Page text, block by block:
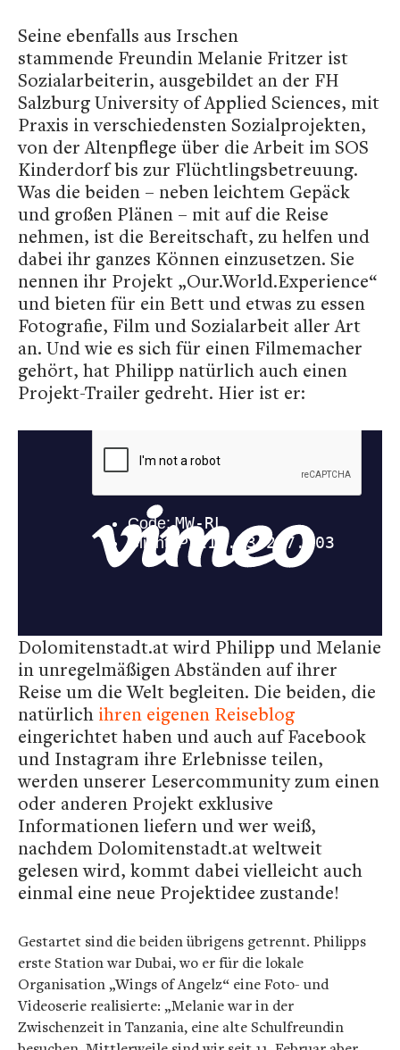
Seine ebenfalls aus Irschen
stammende Freundin Melanie Fritzer ist
Sozialarbeiterin, ausgebildet an der FH
Salzburg University of Applied Sciences, mit
Praxis in verschiedensten Sozialprojekten,
von der Altenpflege über die Arbeit im SOS
Kinderdorf bis zur Flüchtlingsbetreuung.
Was die beiden – neben leichtem Gepäck
und großen Plänen – mit auf die Reise
nehmen, ist die Bereitschaft, zu helfen und
dabei ihr ganzes Können einzusetzen. Sie
nennen ihr Projekt „Our.World.Experience“
und bieten für ein Bett und etwas zu essen
Fotografie, Film und Sozialarbeit aller Art
an. Und wie es sich für einen Filmemacher
gehört, hat Philipp natürlich auch einen
Projekt-Trailer gedreht. Hier ist er:
Dolomitenstadt.at wird Philipp und Melanie
in unregelmäßigen Abständen auf ihrer
Reise um die Welt begleiten. Die beiden, die
natürlich ihren eigenen Reiseblog
eingerichtet haben und auch auf Facebook
und Instagram ihre Erlebnisse teilen,
werden unserer Lesercommunity zum einen
oder anderen Projekt exklusive
Informationen liefern und wer weiß,
nachdem Dolomitenstadt.at weltweit
gelesen wird, kommt dabei vielleicht auch
einmal eine neue Projektidee zustande!
Gestartet sind die beiden übrigens getrennt. Philipps
erste Station war Dubai, wo er für die lokale
Organisation „Wings of Angelz“ eine Foto- und
Videoserie realisierte: „Melanie war in der
Zwischenzeit in Tanzania, eine alte Schulfreundin